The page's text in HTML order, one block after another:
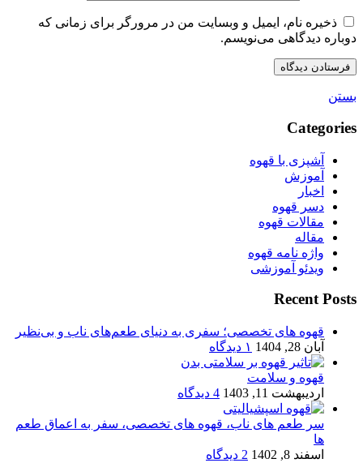
ذخیره نام، ایمیل و وبسایت من در مرورگر برای زمانی که
دوباره دیدگاهی می‌نویسم.
بستن
Categories
آشپزی با قهوه
آموزش
اخبار
دسر قهوه
مقالات قهوه
مقاله
واژه نامه قهوه
ویدئو آموزشی
Recent Posts
قهوه های تخصصی؛ سفری به دنیای طعم‌های ناب و بی‌نظیر
آبان 28, 1404
۱ دیدگاه
قهوه و سلامت
اردیبهشت 11, 1403
4 دیدگاه
سر طعم های ناب، قهوه های تخصصی، سفر به اعماق طعم
ها
اسفند 8, 1402
2 دیدگاه